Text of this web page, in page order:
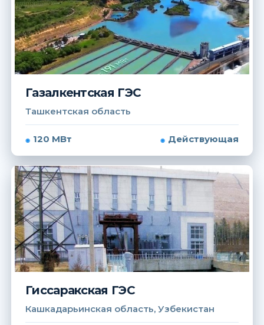
Газалкентская ГЭС
Ташкентская область
120 МВт Действующая
Гиссаракская ГЭС
Кашкадарьинская область, Узбекистан